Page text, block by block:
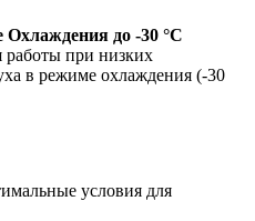
Охлаждения до -30 °С
работы при низких
в режиме охлаждения (-30
условия для